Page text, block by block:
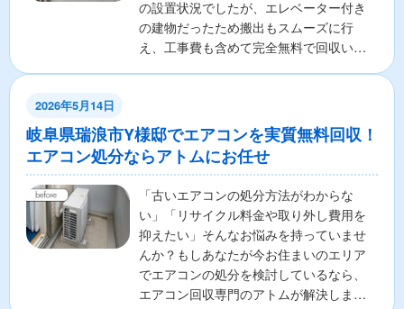
の設置状況でしたが、エレベーター付き
の建物だったため搬出もスムーズに行
え、工事費も含めて完全無料で回収いた
2026年5月14日
岐阜県瑞浪市Y様邸でエアコンを実質無料回収！
エアコン処分ならアトムにお任せ
「古いエアコンの処分方法がわからな
い」「リサイクル料金や取り外し費用を
抑えたい」そんなお悩みを持っていませ
んか？もしあなたが今お住まいのエリア
でエアコンの処分を検討しているなら、
エアコン回収専門のアトムが解決しま